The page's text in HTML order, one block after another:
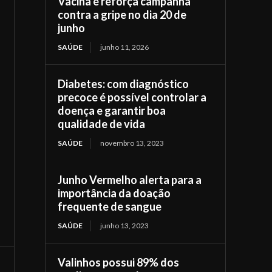
contra a gripe no dia 20 de
junho
SAÚDE junho 11, 2026
Diabetes: com diagnóstico
precoce é possível controlar a
doença e garantir boa
qualidade de vida
SAÚDE novembro 13, 2023
Junho Vermelho alerta para a
importância da doação
frequente de sangue
SAÚDE junho 13, 2023
Valinhos possui 89% dos